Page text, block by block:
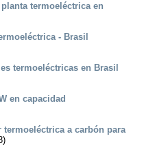
termoeléctrica en
- Brasil
termoeléctricas en Brasil
en capacidad
a carbón para